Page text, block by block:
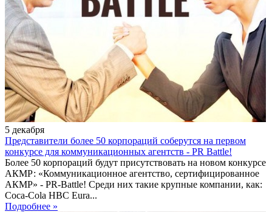
5 декабря
Представители более 50 корпораций соберутся на первом
конкурсе для коммуникационных агентств - PR Battle!
Более 50 корпораций будут присутствовать на новом конкурсе
АКМР: «Коммуникационное агентство, сертифицированное
АКМР» - PR-Battle! Среди них такие крупные компании, как:
Сосa-Cola HBC Eura...
Подробнее »